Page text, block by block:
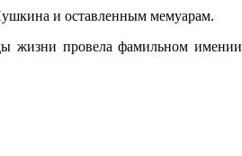
и оставленным мемуарам.
жизни провела фамильном имении